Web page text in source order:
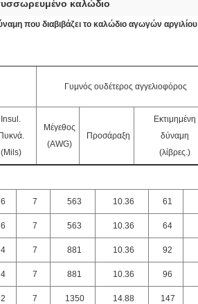
καλώδιο
που διαβιβάζει το καλώδιο αγωγών αργιλίου
Γυμνός ουδέτερος αγγελιοφόρος
Insul.
Πυκνά.
(Mils)
Μέγεθος
(AWG)
Προσάραξη
Εκτιμημένη
δύναμη
(λίβρες.)
6 7 563 10.36 61
6 7 563 10.36 64
4 7 881 10.36 92
4 7 881 10.36 96
2 7 1350 14.88 147